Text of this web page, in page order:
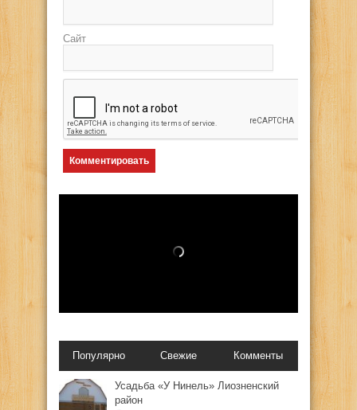
Сайт
Популярно Свежие Комменты
Усадьба «У Нинель» Лиозненский
район